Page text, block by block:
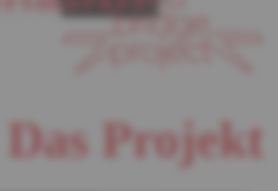
Das Projekt